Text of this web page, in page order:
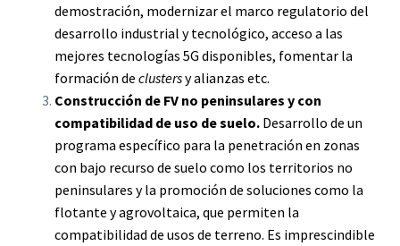
demostración, modernizar el marco regulatorio del
desarrollo industrial y tecnológico, acceso a las
mejores tecnologías 5G disponibles, fomentar la
formación de clustersy alianzas etc.
Construcción de FV no peninsulares y con
compatibilidad de uso de suelo. Desarrollo de un
programa específico para la penetración en zonas
con bajo recurso de suelo como los territorios no
peninsulares y la promoción de soluciones como la
flotante y agrovoltaica, que permiten la
compatibilidad de usos de terreno. Es imprescindible